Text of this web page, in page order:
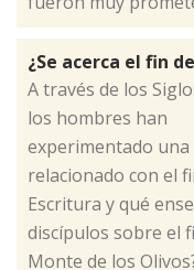
¿Se acerca el fin
​A través de los
los hombres han
experimentado
relacionado con el
Escritura y qué
discípulos sobre el
Monte de los